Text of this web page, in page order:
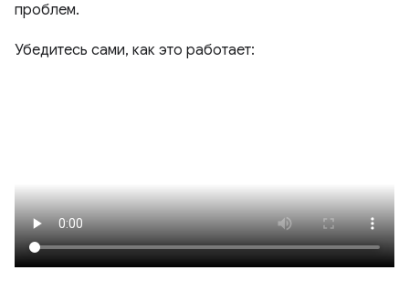
проблем.
Убедитесь сами, как это работает: